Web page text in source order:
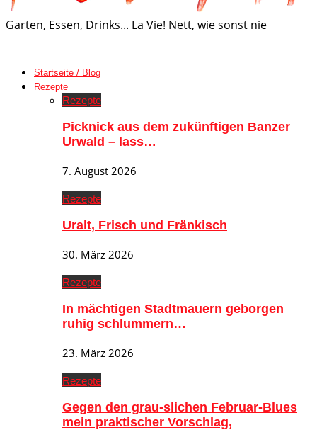
Garten, Essen, Drinks... La Vie! Nett, wie sonst nie
Startseite / Blog
Rezepte
Rezepte
Picknick aus dem zukünftigen Banzer
Urwald – lass…
7. August 2026
Rezepte
Uralt, Frisch und Fränkisch
30. März 2026
Rezepte
In mächtigen Stadtmauern geborgen
ruhig schlummern…
23. März 2026
Rezepte
Gegen den grau-slichen Februar-Blues
mein praktischer Vorschlag,